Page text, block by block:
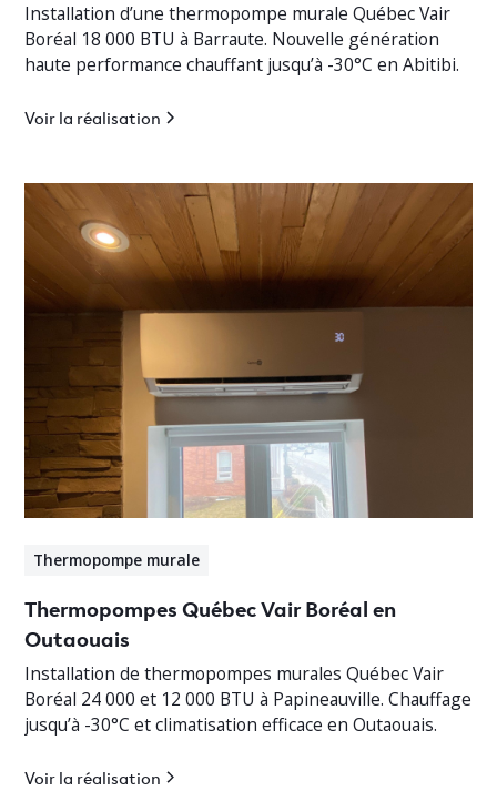
Installation d’une thermopompe murale Québec Vair
Boréal 18 000 BTU à Barraute. Nouvelle génération
haute performance chauffant jusqu’à -30°C en Abitibi.
Voir la réalisation
Thermopompe murale
Thermopompes Québec Vair Boréal en
Outaouais
Installation de thermopompes murales Québec Vair
Boréal 24 000 et 12 000 BTU à Papineauville. Chauffage
jusqu’à -30°C et climatisation efficace en Outaouais.
Voir la réalisation